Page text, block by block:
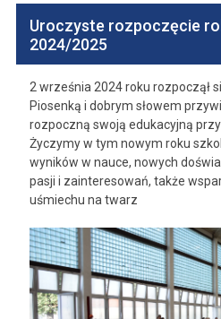
Uroczyste rozpoczęcie
2024/2025
2 września 2024 roku rozpoczął
Piosenką i dobrym słowem
rozpoczną swoją edukacyjną
Życzymy w tym nowym roku
wyników w nauce, nowych
pasji i zainteresowań, także
uśmiechu na twarz